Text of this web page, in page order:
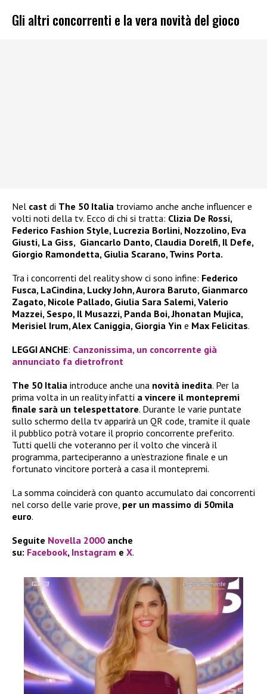
Gli altri concorrenti e la vera novità del gioco
Nel cast di The 50 Italia troviamo anche anche influencer e
volti noti della tv. Ecco di chi si tratta: Clizia De Rossi,
Federico Fashion Style, Lucrezia Borlini, Nozzolino, Eva
Giusti, La Giss, Giancarlo Danto, Claudia Dorelfi, Il Defe,
Giorgio Ramondetta, Giulia Scarano, Twins Porta.
Tra i concorrenti del reality show ci sono infine: Federico
Fusca, LaCindina, Lucky John, Aurora Baruto, Gianmarco
Zagato, Nicole Pallado, Giulia Sara Salemi, Valerio
Mazzei, Sespo, Il Musazzi, Panda Boi, Jhonatan Mujica,
Merisiel Irum, Alex Caniggia, Giorgia Yin e Max Felicitas.
LEGGI ANCHE: Canzonissima, un concorrente già
annunciato fa dietrofront
The 50 Italia introduce anche una novità inedita. Per la
prima volta in un reality infatti a vincere il montepremi
finale sarà un telespettatore. Durante le varie puntate
sullo schermo della tv apparirà un QR code, tramite il quale
il pubblico potrà votare il proprio concorrente preferito.
Tutti quelli che voteranno per il volto che vincerà il
programma, parteciperanno a un’estrazione finale e un
fortunato vincitore porterà a casa il montepremi.
La somma coinciderà con quanto accumulato dai concorrenti
nel corso delle varie prove, per un massimo di 50mila
euro.
Seguite Novella 2000 anche
su: Facebook, Instagram e X.